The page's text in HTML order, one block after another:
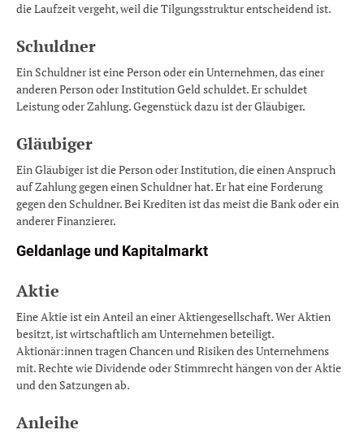
die Laufzeit vergeht, weil die Tilgungsstruktur entscheidend ist.
Schuldner
Ein Schuldner ist eine Person oder ein Unternehmen, das einer
anderen Person oder Institution Geld schuldet. Er schuldet
Leistung oder Zahlung. Gegenstück dazu ist der Gläubiger.
Gläubiger
Ein Gläubiger ist die Person oder Institution, die einen Anspruch
auf Zahlung gegen einen Schuldner hat. Er hat eine Forderung
gegen den Schuldner. Bei Krediten ist das meist die Bank oder ein
anderer Finanzierer.
Geldanlage und Kapitalmarkt
Aktie
Eine Aktie ist ein Anteil an einer Aktiengesellschaft. Wer Aktien
besitzt, ist wirtschaftlich am Unternehmen beteiligt.
Aktionär:innen tragen Chancen und Risiken des Unternehmens
mit. Rechte wie Dividende oder Stimmrecht hängen von der Aktie
und den Satzungen ab.
Anleihe